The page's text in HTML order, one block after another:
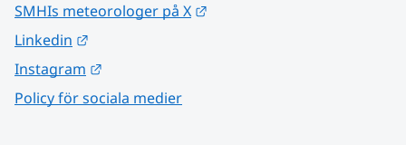
SMHIs meteorologer på X
Linkedin
Instagram
Policy för sociala medier